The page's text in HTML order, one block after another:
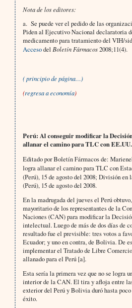
Nota de los editores:
a. Se puede ver el pedido de las
Piden al Ejecutivo Nacional declaratoria
medicamento para tratamiento del VIH/
Accesodel Boletín Fármacos2008;11(4).
( principio de página…)
(regresa a economía)
Perú: Al conseguir modificar la
allanar el camino para TLC con EE.UU.
Editado por Boletín Fármacos de:
logra allanar el camino para TLC con
(Perú), 15 de agosto del 2008; División en
(Perú), 15 de agosto del 2008.
En la madrugada del jueves el Perú
mayoritario de los representantes de la
Naciones (CAN) para modificar la
intelectual. Luego de más de dos días de
resultado fue el previsible: tres votos a
Ecuador; y uno en contra, de Bolivia. De
implementar el Tratado de Libre
allanado para el Perú [a].
Esta sería la primera vez que no se logra
interior de la CAN. El tira y afloja entre
exterior del Perú y Bolivia duró hasta
éxito.